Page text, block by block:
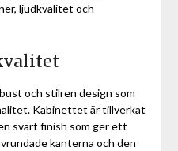
ljudkvalitet och
och stilren design som
Kabinettet är tillverkat
svart finish som ger ett
kanterna och den